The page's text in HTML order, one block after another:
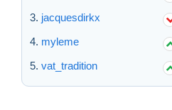
jacquesdirkx
myleme
vat_tradition